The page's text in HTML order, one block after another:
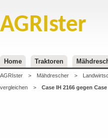
AGRIster
Home Traktoren
AGRIster > Mähdrescher >
vergleichen
> Case IH 2166 gegen